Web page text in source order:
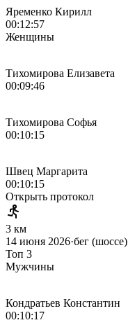
Яременко Кирилл
00:12:57
Женщины
Тихомирова Елизавета
00:09:46
Тихомирова Софья
00:10:15
Швец Маргарита
00:10:15
Открыть протокол
3 км
14 июня 2026·бег (шоссе)
Топ 3
Мужчины
Кондратьев Константин
00:10:17